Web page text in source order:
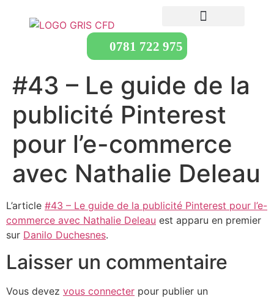
0781 722 975
#43 – Le guide de la
publicité Pinterest
pour l’e-commerce
avec Nathalie Deleau
L’article #43 – Le guide de la publicité Pinterest pour l’e-
commerce avec Nathalie Deleau est apparu en premier
sur Danilo Duchesnes.
Laisser un commentaire
Vous devez vous connecter pour publier un